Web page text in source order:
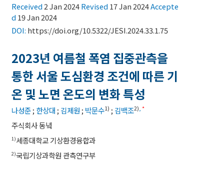
Received 2 Jan 2024Revised 17 Jan 2024Accepte
d 19 Jan 2024
DOI: https://doi.org/10.5322/JESI.2024.33.1.75
2023년 여름철 폭염 집중관측을
통한 서울 도심환경 조건에 따른 기
온 및 노면 온도의 변화 특성
나성준; 한상대 ; 김제원 ; 박문수1) ; 김백조2) *
주식회사 동녘
1)세종대학교 기상환경융합과
2)국립기상과학원 관측연구부